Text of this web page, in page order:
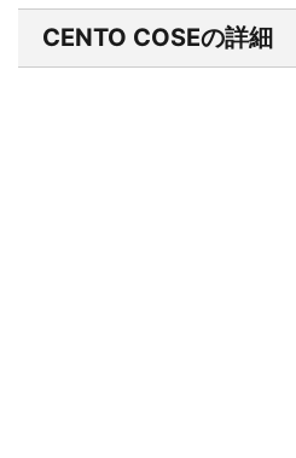
CENTO COSEの詳細